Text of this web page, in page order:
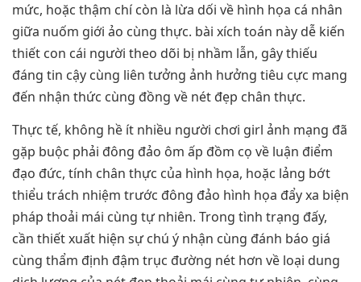
mức, hoặc thậm chí còn là lừa dối về hình họa cá nhân
giữa nuốm giới ảo cùng thực. bài xích toán này dễ kiến
thiết con cái người theo dõi bị nhầm lẫn, gây thiếu
đáng tin cậy cùng liên tưởng ảnh hưởng tiêu cực mang
đến nhận thức cùng đồng về nét đẹp chân thực.
Thực tế, không hề ít nhiều người chơi girl ảnh mạng đã
gặp buộc phải đông đảo ôm ấp đồm cọ về luận điểm
đạo đức, tính chân thực của hình họa, hoặc lảng bớt
thiểu trách nhiệm trước đông đảo hình họa đẩy xa biện
pháp thoải mái cùng tự nhiên. Trong tình trạng đấy,
cần thiết xuất hiện sự chú ý nhận cùng đánh báo giá
cùng thẩm định đậm trục đường nét hơn về loại dung